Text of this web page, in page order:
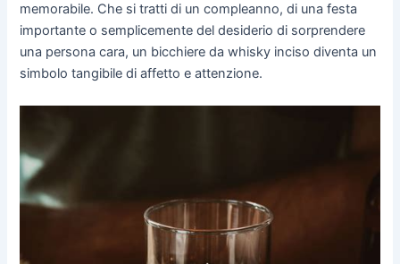
memorabile. Che si tratti di un compleanno, di una festa
importante o semplicemente del desiderio di sorprendere
una persona cara, un bicchiere da whisky inciso diventa un
simbolo tangibile di affetto e attenzione.